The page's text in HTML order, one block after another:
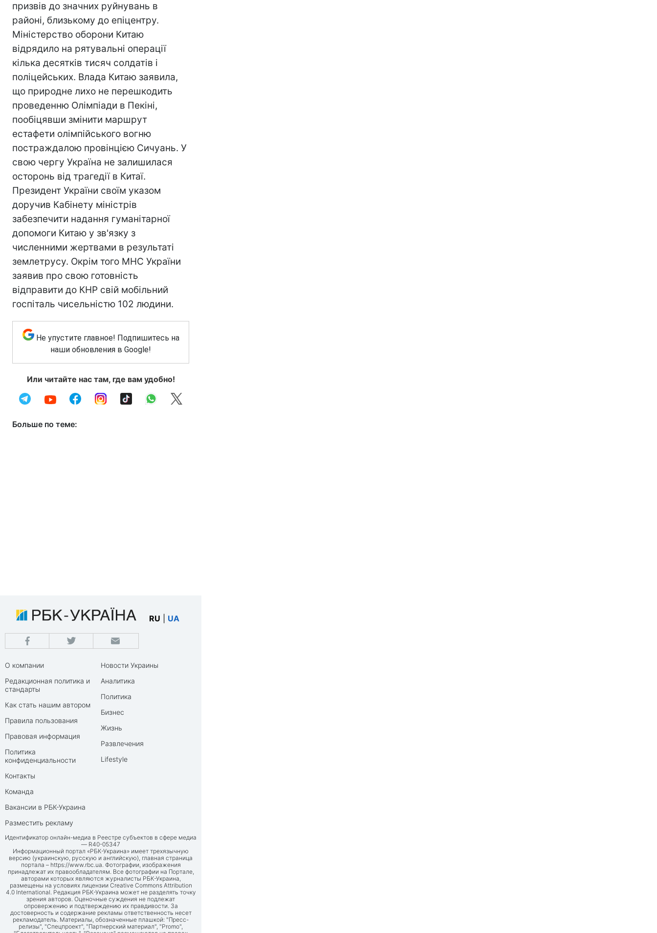
призвів до значних руйнувань в
районі, близькому до епіцентру.
Міністерство оборони Китаю
відрядило на рятувальні операції
кілька десятків тисяч солдатів і
поліцейських. Влада Китаю заявила,
що природне лихо не перешкодить
проведенню Олімпіади в Пекіні,
пообіцявши змінити маршрут
естафети олімпійського вогню
постраждалою провінцією Сичуань. У
свою чергу Україна не залишилася
осторонь від трагедії в Китаї.
Президент України своїм указом
доручив Кабінету міністрів
забезпечити надання гуманітарної
допомоги Китаю у зв'язку з
численними жертвами в результаті
землетрусу. Окрім того МНС України
заявив про свою готовність
відправити до КНР свій мобільний
госпіталь чисельністю 102 людини.
Не упустите главное! Подпишитесь на
наши обновления в Google!
Или читайте нас там, где вам удобно!
Больше по теме:
RU UA
О компании
Редакционная политика и
стандарты
Как стать нашим автором
Правила пользования
Правовая информация
Политика
конфиденциальности
Контакты
Команда
Вакансии в РБК-Украина
Разместить рекламу
Новости Украины
Аналитика
Политика
Бизнес
Жизнь
Развлечения
Lifestyle
Идентификатор онлайн-медиа в Реестре субъектов в сфере медиа
— R40-05347
Информационный портал «РБК-Украина» имеет трехязычную
версию (украинскую, русскую и английскую), главная страница
портала – https://www.rbc.ua. Фотографии, изображения
принадлежат их правообладателям. Все фотографии на Портале,
авторами которых являются журналисты РБК-Украина,
размещены на условиях лицензии Creative Commons Attribution
4.0 International. Редакция РБК-Украина может не разделять точку
зрения авторов. Оценочные суждения не подлежат
опровержению и подтверждению их правдивости. За
достоверность и содержание рекламы ответственность несет
рекламодатель. Материалы, обозначенные плашкой: "Пресс-
релизы", "Спецпроект", "Партнерский материал", "Promo",